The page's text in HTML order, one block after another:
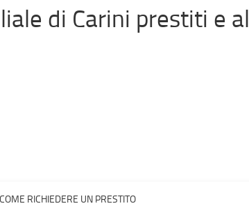
di Carini prestiti e
COME RICHIEDERE UN PRESTITO